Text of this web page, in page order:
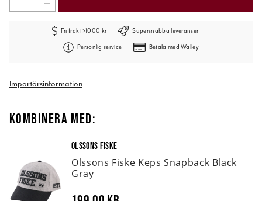
Fri frakt >1000 kr Supersnabba leveranser
Personlig service Betala med Walley
Importörsinformation
KOMBINERA MED:
OLSSONS FISKE
Olssons Fiske Keps Snapback Black
Gray